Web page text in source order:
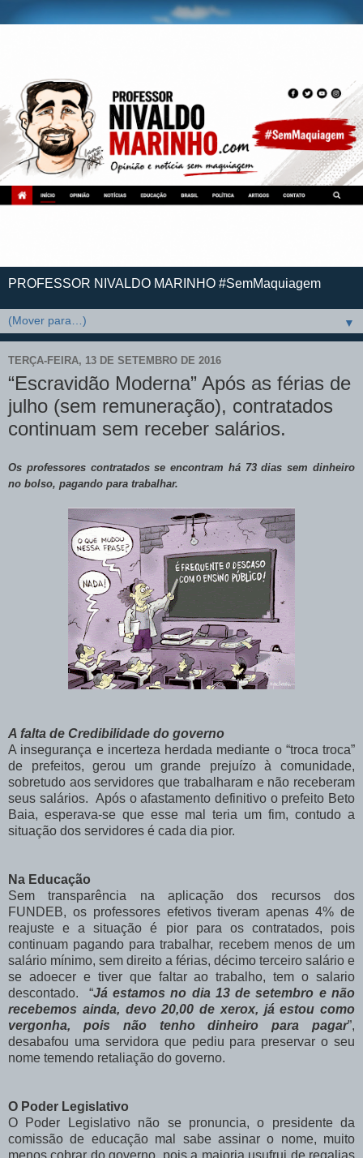
PROFESSOR NIVALDO MARINHO #SemMaquiagem
▼
TERÇA-FEIRA, 13 DE SETEMBRO DE 2016
“Escravidão Moderna” Após as férias de
julho (sem remuneração), contratados
continuam sem receber salários.
Os professores contratados se encontram há 73 dias sem dinheiro
no bolso, pagando para trabalhar.
A falta de Credibilidade do governo
A insegurança e incerteza herdada mediante o “troca troca”
de prefeitos, gerou um grande prejuízo à comunidade,
sobretudo aos servidores que trabalharam e não receberam
seus salários. Após o afastamento definitivo o prefeito Beto
Baia, esperava-se que esse mal teria um fim, contudo a
situação dos servidores é cada dia pior.
Na Educação
Sem transparência na aplicação dos recursos dos
FUNDEB, os professores efetivos tiveram apenas 4% de
reajuste e a situação é pior para os contratados, pois
continuam pagando para trabalhar, recebem menos de um
salário mínimo, sem direito a férias, décimo terceiro salário e
se adoecer e tiver que faltar ao trabalho, tem o salario
descontado. “Já estamos no dia 13 de setembro e não
recebemos ainda, devo 20,00 de xerox, já estou como
vergonha, pois não tenho dinheiro para pagar”,
desabafou uma servidora que pediu para preservar o seu
nome temendo retaliação do governo.
O Poder Legislativo
O Poder Legislativo não se pronuncia, o presidente da
comissão de educação mal sabe assinar o nome, muito